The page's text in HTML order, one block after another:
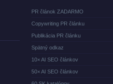
PR článok ZADARMO
Copywriting PR článku
Publikácia PR článku
Spätný odkaz
10× AI SEO článkov
50× AI SEO článkov